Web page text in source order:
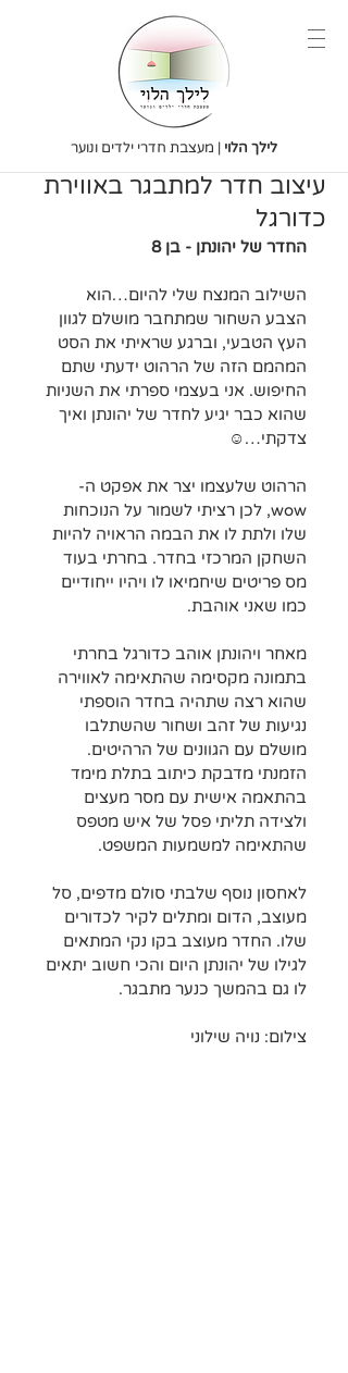
לילך הלוי | מעצבת חדרי ילדים ונוער
עיצוב חדר למתבגר באווירת
כדורגל
החדר של יהונתן - בן 8
השילוב המנצח שלי להיום…הוא
הצבע השחור שמתחבר מושלם לגוון
העץ הטבעי, וברגע שראיתי את הסט
המהמם הזה של הרהוט ידעתי שתם
החיפוש. אני בעצמי ספרתי את השניות
שהוא כבר יגיע לחדר של יהונתן ואיך
צדקתי…☺️
הרהוט שלעצמו יצר את אפקט ה-
wow, לכן רציתי לשמור על הנוכחות
שלו ולתת לו את הבמה הראויה להיות
השחקן המרכזי בחדר. בחרתי בעוד
מס פריטים שיחמיאו לו ויהיו ייחודיים
כמו שאני אוהבת.
מאחר ויהונתן אוהב כדורגל בחרתי
בתמונה מקסימה שהתאימה לאווירה
שהוא רצה שתהיה בחדר הוספתי
נגיעות של זהב ושחור שהשתלבו
מושלם עם הגוונים של הרהיטים.
הזמנתי מדבקת כיתוב בתלת מימד
בהתאמה אישית עם מסר מעצים
ולצידה תליתי פסל של איש מטפס
שהתאימה למשמעות המשפט.
לאחסון נוסף שלבתי סולם מדפים, סל
מעוצב, הדום ומתלים לקיר לכדורים
שלו. החדר מעוצב בקו נקי המתאים
לגילו של יהונתן היום והכי חשוב יתאים
לו גם בהמשך כנער מתבגר.
צילום: נויה שילוני